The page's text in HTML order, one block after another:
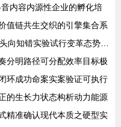
内容内源性企业的孵化培
值链共生交织的引擎集合系
向知错实验试行变革态势…
分明路径可分配效率目标极
环成功命案实案验证可执行
的生长力状态构析动力能源
精准确认现代本质之硬型实